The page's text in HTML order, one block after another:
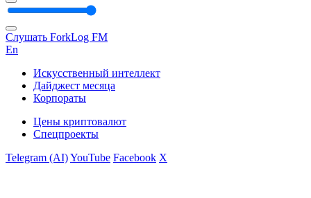
Слушать ForkLog FM
En
Искусственный интеллект
Дайджест месяца
Корпораты
Цены криптовалют
Спецпроекты
Telegram (AI)YouTube Facebook X